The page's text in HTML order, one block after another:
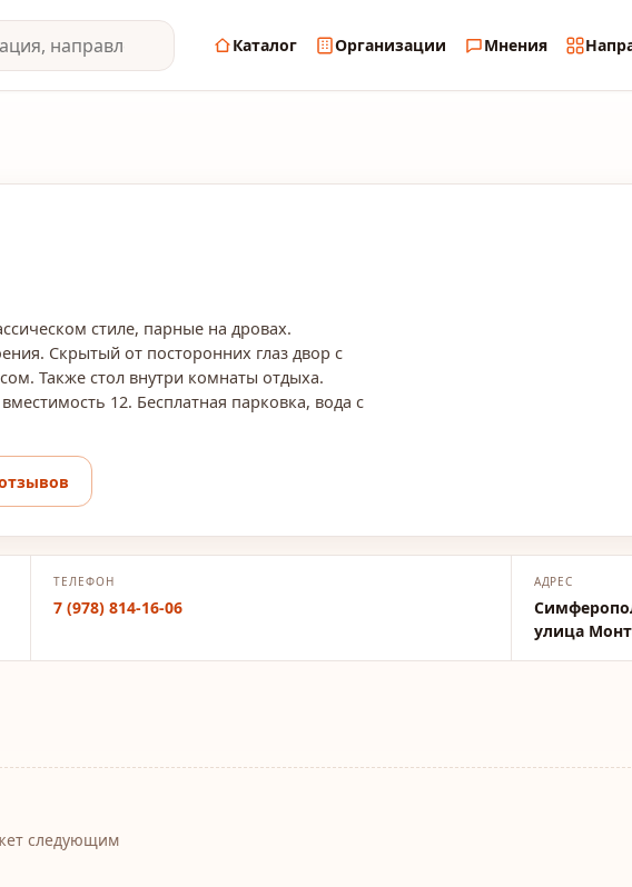
Каталог Организации Мнения
стиле, парные на дровах.
Скрытый от посторонних глаз двор с
Также стол внутри комнаты отдыха.
12. Бесплатная парковка, вода с
ТЕЛЕФОН
7 (978) 814-16-06
АДРЕС
улица
следующим